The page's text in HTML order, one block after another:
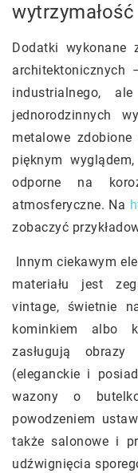
wytrzymałość
Dodatki
architektonicznych
industrialnego,
jednorodzinnych
metalowe
pięknym
odporne na
atmosferyczne. Na
zobaczyć
Innym ciekawym
materiału jest
vintage, świetnie
kominkiem albo
zasługują
(eleganckie i
wazony o
powodzeniem
także salonowe i
udźwignięcia